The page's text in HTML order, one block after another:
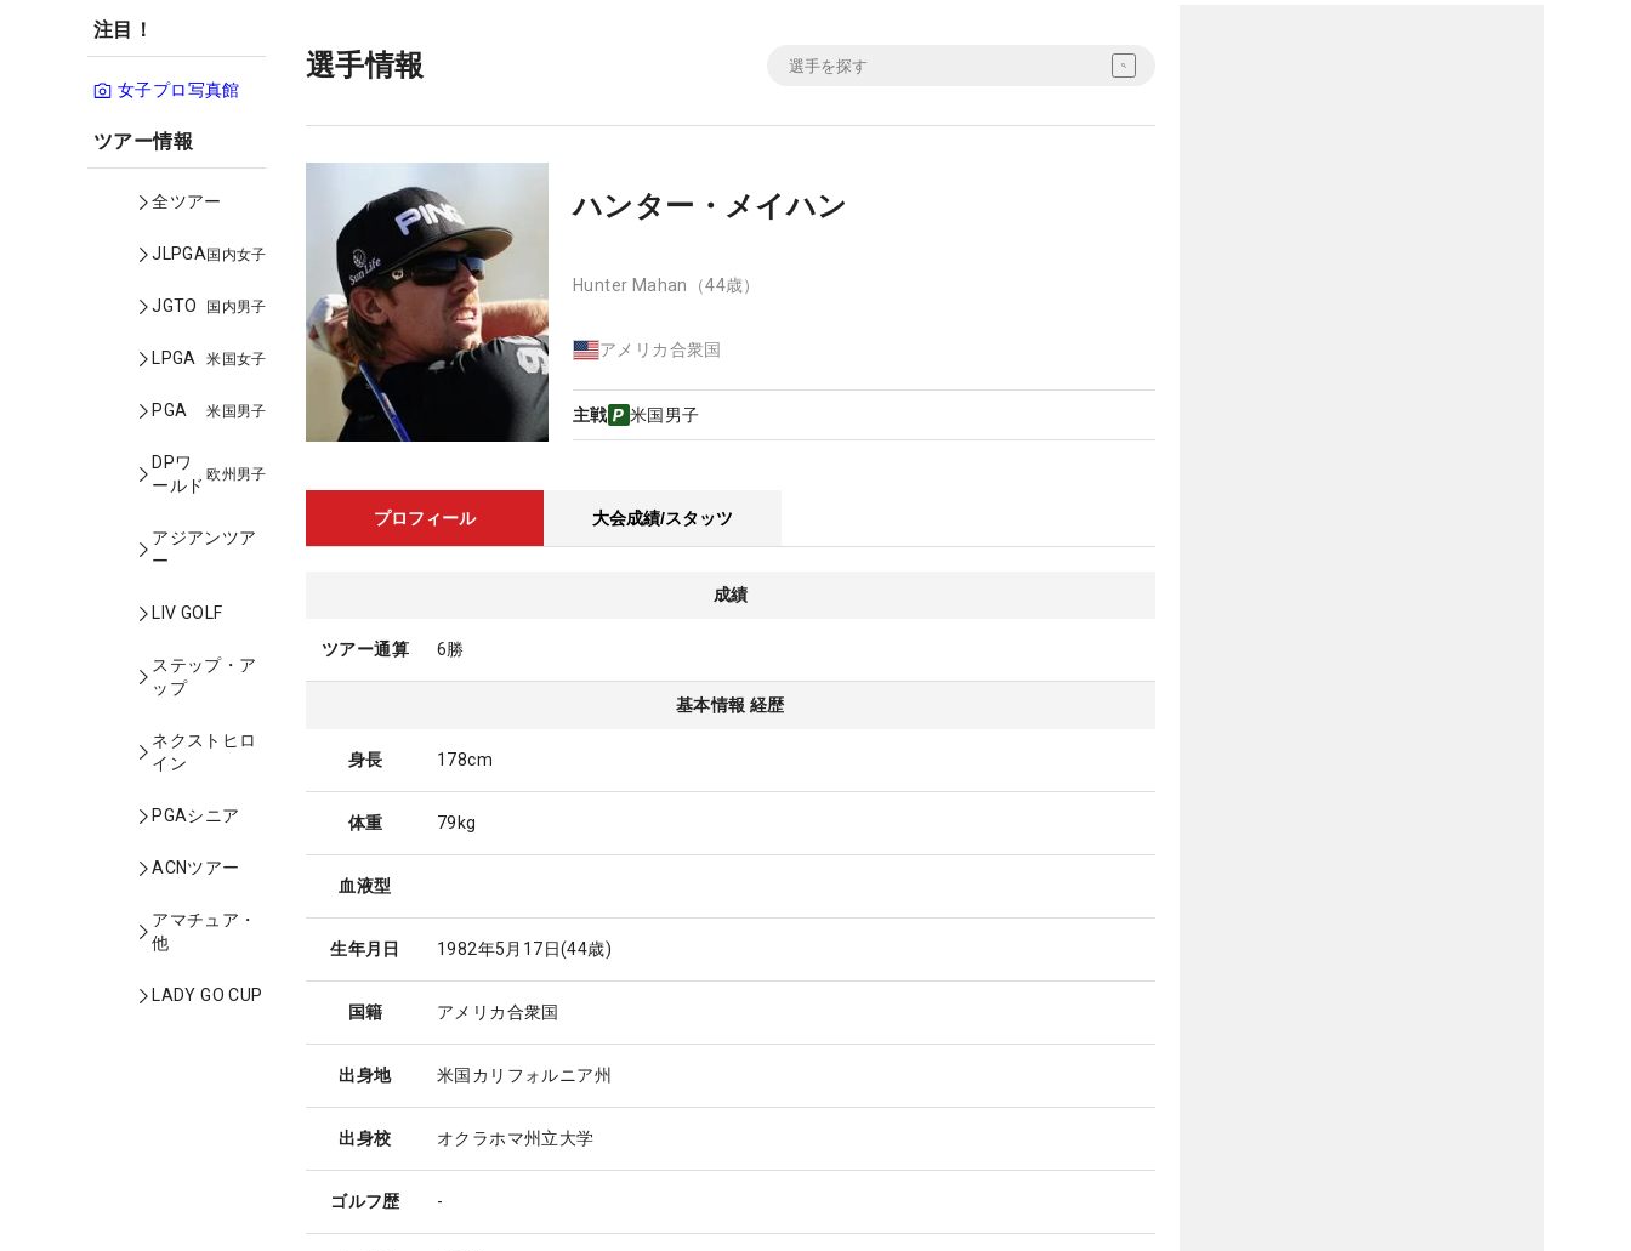
注目！
女子プロ写真館
ツアー情報
全ツアー
JLPGA国内女子
JGTO 国内男子
LPGA 米国女子
PGA 米国男子
DPワ
ールド
欧州男子
アジアンツア
ー
LIV GOLF
ステップ・ア
ップ
ネクストヒロ
イン
PGAシニア
ACNツアー
アマチュア・
他
LADY GO CUP
選手情報
ハンター・メイハン
Hunter Mahan （44歳）
アメリカ合衆国
主戦 米国男子
プロフィール 大会成績/スタッツ
成績
ツアー通算 6勝
基本情報 経歴
身長 178cm
体重 79kg
血液型
生年月日 1982年5月17日(44歳)
国籍 アメリカ合衆国
出身地 米国カリフォルニア州
出身校 オクラホマ州立大学
ゴルフ歴 -